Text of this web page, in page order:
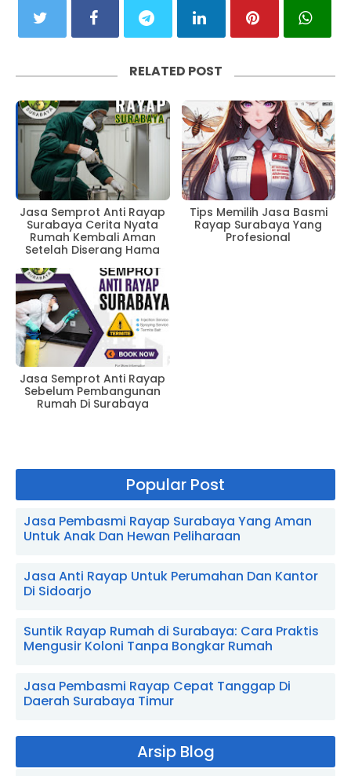
RELATED POST
Jasa Semprot Anti Rayap
Surabaya Cerita Nyata
Rumah Kembali Aman
Setelah Diserang Hama
Tips Memilih Jasa Basmi
Rayap Surabaya Yang
Profesional
Jasa Semprot Anti Rayap
Sebelum Pembangunan
Rumah Di Surabaya
Popular Post
Jasa Pembasmi Rayap Surabaya Yang Aman
Untuk Anak Dan Hewan Peliharaan
Jasa Anti Rayap Untuk Perumahan Dan Kantor
Di Sidoarjo
Suntik Rayap Rumah di Surabaya: Cara Praktis
Mengusir Koloni Tanpa Bongkar Rumah
Jasa Pembasmi Rayap Cepat Tanggap Di
Daerah Surabaya Timur
Arsip Blog